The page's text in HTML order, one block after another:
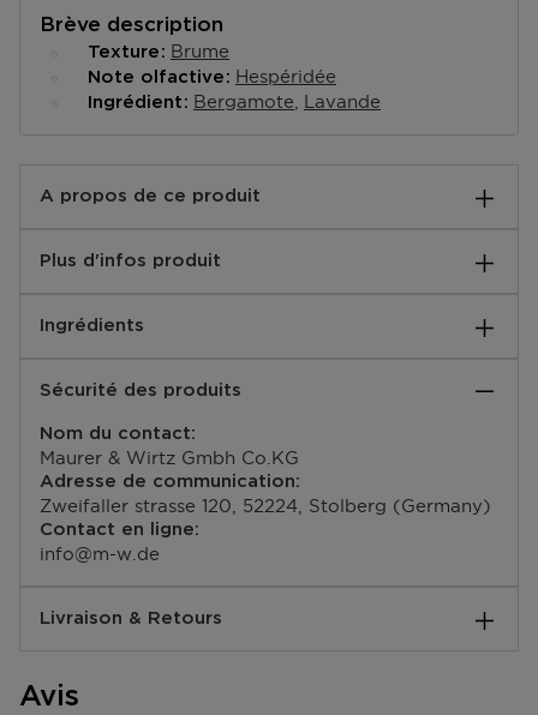
Brève description
Texture Brume
Note olfactive Hespéridée
Ingrédient Bergamote Lavande
A propos de ce produit
Cologne offre une fraîcheur durable.
Plus d'infos produit
Néroli,Petit grain
Notes de tête:
Citron,Bergamote,Orange
Instructions:
Vaporiser le déodorant à une distance d'env. 20 cm
sur les aisselles. Éviter tout contact avec les yeux.
Sans gaz propulseur.
EAN code:
4011700746705
Ingrédients
(PARFUM),DIPROPYLENE
THYLHEXYLGLYCERIN,WATER
(AQUA),GERANIOL,CITRAL,HYDROXYCITRONELLAL,
TOCOPHERYL ACETATE,CITRONELLOL
Sécurité des produits
Nom du contact:
Maurer & Wirtz Gmbh Co.KG
Adresse de communication:
Zweifaller strasse 120, 52224, Stolberg (Germany)
Contact en ligne:
info@m-w.de
Livraison & Retours
Vous pouvez vous faire livrer votre commande à votre
Avis